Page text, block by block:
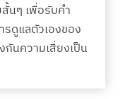
นๆ เพื่อรับคำ
รดูแลตัวเองของ
นความเสี่ยงเป็น